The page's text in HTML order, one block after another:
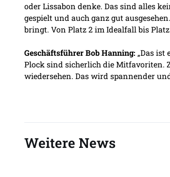
oder Lissabon denke. Das sind alles
gespielt und auch ganz gut
bringt. Von Platz 2 im Idealfall bis
Geschäftsführer Bob Hanning: „Das ist
Plock sind sicherlich die Mitfavoriten.
wiedersehen. Das wird spannender
Weitere News